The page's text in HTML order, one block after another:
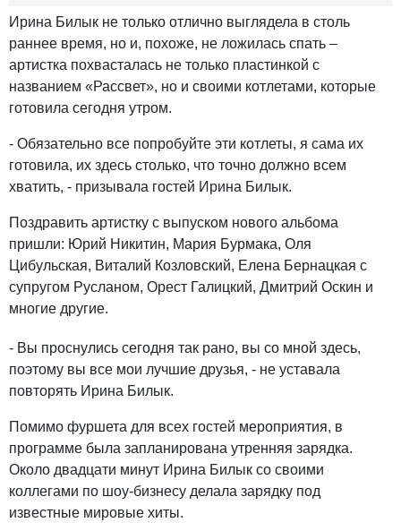
Ирина Билык не только отлично выглядела в столь
раннее время, но и, похоже, не ложилась спать –
артистка похвасталась не только пластинкой с
названием «Рассвет», но и своими котлетами, которые
готовила сегодня утром.
- Обязательно все попробуйте эти котлеты, я сама их
готовила, их здесь столько, что точно должно всем
хватить, - призывала гостей Ирина Билык.
Поздравить артистку с выпуском нового альбома
пришли: Юрий Никитин, Мария Бурмака, Оля
Цибульская, Виталий Козловский, Елена Бернацкая с
супругом Русланом, Орест Галицкий, Дмитрий Оскин и
многие другие.
- Вы проснулись сегодня так рано, вы со мной здесь,
поэтому вы все мои лучшие друзья, - не уставала
повторять Ирина Билык.
Помимо фуршета для всех гостей мероприятия, в
программе была запланирована утренняя зарядка.
Около двадцати минут Ирина Билык со своими
коллегами по шоу-бизнесу делала зарядку под
известные мировые хиты.